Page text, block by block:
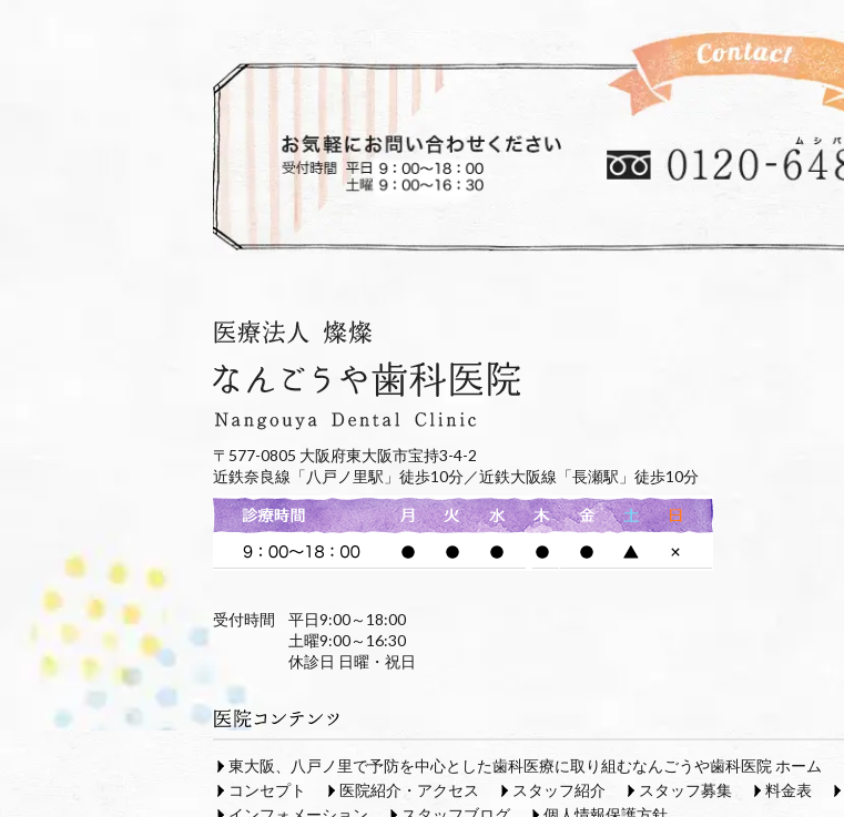
〒577-0805 大阪府東大阪市宝持3-4-2
近鉄奈良線「八戸ノ里駅」徒歩10分／近鉄大阪線「長瀬駅」徒歩10分
受付時間
平日9:00～18:00
土曜9:00～16:30
休診日 日曜・祝日
東大阪、八戸ノ里で予防を中心とした歯科医療に取り組むなんごうや歯科医院 ホーム
コンセプト
医院紹介・アクセス スタッフ紹介 スタッフ募集 料金表